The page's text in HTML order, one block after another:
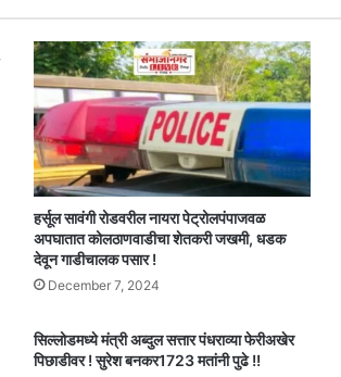
हर्सूल सावंगी रोडवरील नायरा पेट्रोलपंपाजवळ
अपघातात कोलठाणवाडीचा शेतकरी जखमी, धडक
देवून गाडीचालक पसार !
December 7, 2024
सिल्लोडमध्ये मंत्री अब्दुल सत्तार पंधराव्या फेरीअखेर
पिछाडीवर ! सुरेश बनकर1723 मतांनी पुढे !!